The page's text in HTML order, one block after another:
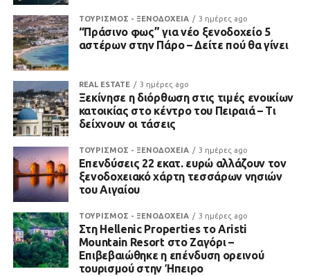
ΤΟΥΡΙΣΜΟΣ - ΞΕΝΟΔΟΧΕΙΑ 3 ημέρες ago
“Πράσινο φως” για νέο ξενοδοχείο 5
αστέρων στην Πάρο – Δείτε πού θα γίνει
REAL ESTATE 3 ημέρες ago
Ξεκίνησε η διόρθωση στις τιμές ενοικίων
κατοικίας στο κέντρο του Πειραιά – Τι
δείχνουν οι τάσεις
ΤΟΥΡΙΣΜΟΣ - ΞΕΝΟΔΟΧΕΙΑ 3 ημέρες ago
Επενδύσεις 22 εκατ. ευρώ αλλάζουν τον
ξενοδοχειακό χάρτη τεσσάρων νησιών
του Αιγαίου
ΤΟΥΡΙΣΜΟΣ - ΞΕΝΟΔΟΧΕΙΑ 3 ημέρες ago
Στη Hellenic Properties το Aristi
Mountain Resort στο Ζαγόρι –
Επιβεβαιώθηκε η επένδυση ορεινού
τουρισμού στην Ήπειρο